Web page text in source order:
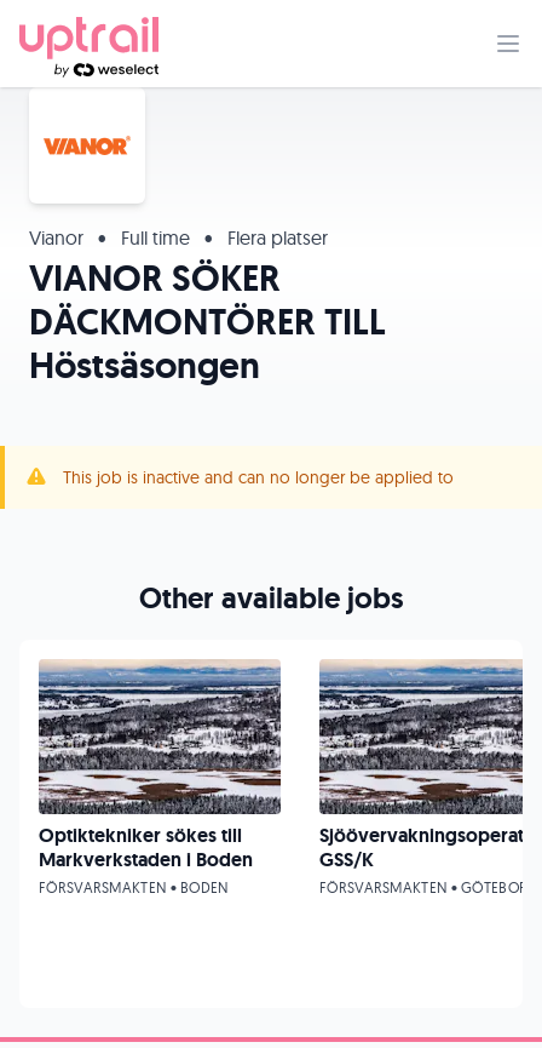
Vianor • Full time • Flera platser
VIANOR SÖKER
DÄCKMONTÖRER TILL
Höstsäsongen
This job is inactive and can no longer be applied to
Other available jobs
Optiktekniker sökes till
Markverkstaden i Boden
FÖRSVARSMAKTEN • BODEN
Sjöövervakningsoperatör
GSS/K
FÖRSVARSMAKTEN • GÖTEBORG